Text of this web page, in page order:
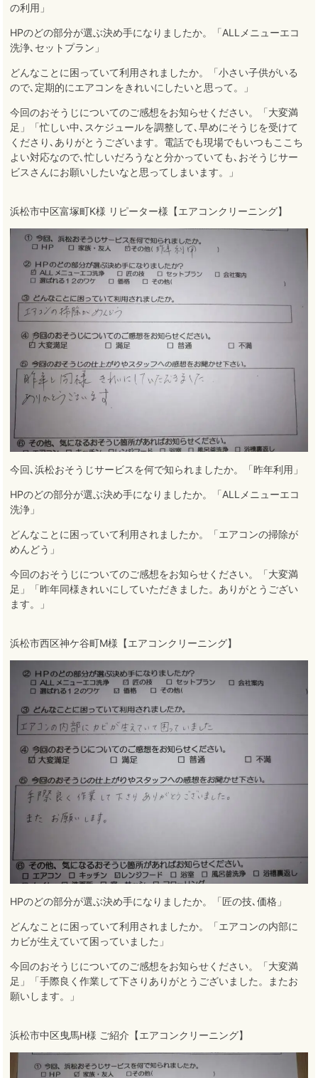
の利用」
HPのどの部分が選ぶ決め手になりましたか。「ALLメニューエコ
洗浄､セットプラン」
どんなことに困っていて利用されましたか。「小さい子供がいる
ので､定期的にエアコンをきれいにしたいと思って。」
今回のおそうじについてのご感想をお知らせください。「大変満
足」「忙しい中､スケジュールを調整して､早めにそうじを受けて
くださり､ありがとうございます。電話でも現場でもいつもここち
よい対応なので､忙しいだろうなと分かっていても､おそうじサー
ビスさんにお願いしたいなと思ってしまいます。」
浜松市中区富塚町K様 リピーター様【エアコンクリーニング】
今回､浜松おそうじサービスを何で知られましたか。「昨年利用」
HPのどの部分が選ぶ決め手になりましたか。「ALLメニューエコ
洗浄」
どんなことに困っていて利用されましたか。「エアコンの掃除が
めんどう」
今回のおそうじについてのご感想をお知らせください。「大変満
足」「昨年同様きれいにしていただきました。ありがとうござい
ます。」
浜松市西区神ケ谷町M様【エアコンクリーニング】
HPのどの部分が選ぶ決め手になりましたか。「匠の技､価格」
どんなことに困っていて利用されましたか。「エアコンの内部に
カビが生えていて困っていました」
今回のおそうじについてのご感想をお知らせください。「大変満
足」「手際良く作業して下さりありがとうございました。またお
願いします。」
浜松市中区曳馬H様 ご紹介【エアコンクリーニング】